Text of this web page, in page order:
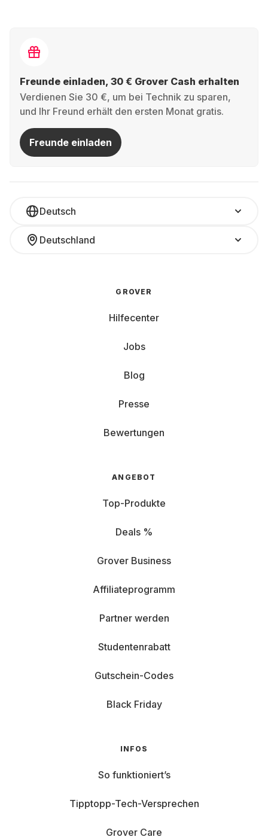
Freunde einladen, 30 € Grover Cash erhalten
Verdienen Sie 30 €, um bei Technik zu sparen,
und Ihr Freund erhält den ersten Monat gratis.
Freunde einladen
Deutsch
Deutschland
GROVER
Hilfecenter
Jobs
Blog
Presse
Bewertungen
ANGEBOT
Top-Produkte
Deals %
Grover Business
Affiliateprogramm
Partner werden
Studentenrabatt
Gutschein-Codes
Black Friday
INFOS
So funktioniert’s
Tipptopp-Tech-Versprechen
Grover Care